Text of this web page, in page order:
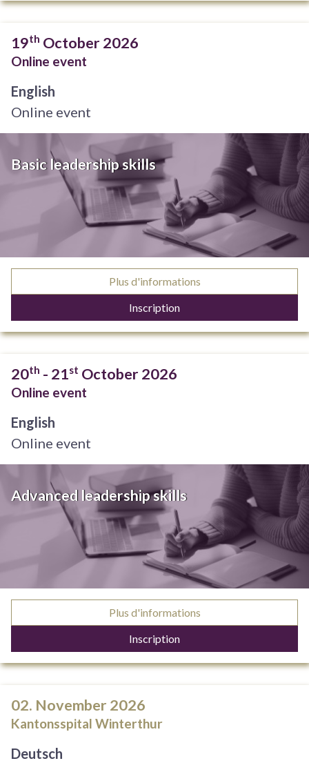
19th October 2026
Online event
English
Online event
Basic leadership skills
Plus d'informations
Inscription
20th - 21st October 2026
Online event
English
Online event
Advanced leadership skills
Plus d'informations
Inscription
02. November 2026
Kantonsspital Winterthur
Deutsch